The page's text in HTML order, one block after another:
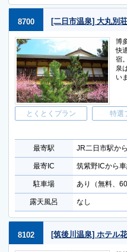
8700 [二日市温泉] 大丸別荘
博
快
宿
泉
い
とくとくプラン 特選
最寄駅 JR二日市駅か
最寄IC 筑紫野ICから
駐車場 あり（無料、60
露天風呂 なし
8102 [筑後川温泉] ホテル